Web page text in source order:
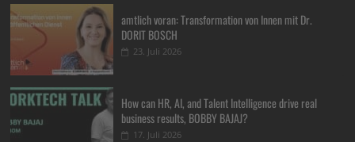
amtlich voran: Transformation von Innen mit Dr.
DORIT BOSCH
23. Juli 2026
How can HR, AI, and Talent Intelligence drive real
business results, BOBBY BAJAJ?
17. Juli 2026